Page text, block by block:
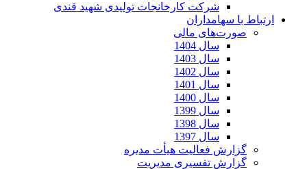
شرکت کارخانجات تولیدی شهید قندی
ارتباط با سهامداران
صورت‌های مالی
سال 1404
سال 1403
سال 1402
سال 1401
سال 1400
سال 1399
سال 1398
سال 1397
گزارش فعالیت هیأت مدیره
گزارش تفسیری مدیریت